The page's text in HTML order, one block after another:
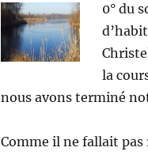
0° du
la
nous avons terminé
Comme il ne fallait pas